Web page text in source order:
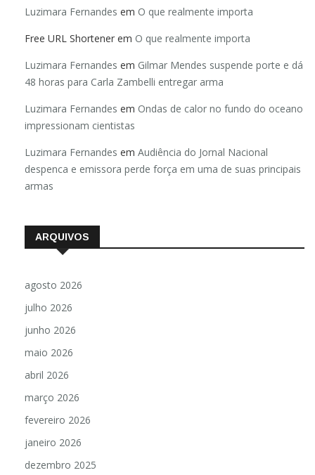
Luzimara Fernandes em O que realmente importa
Free URL Shortener em O que realmente importa
Luzimara Fernandes em Gilmar Mendes suspende porte e dá
48 horas para Carla Zambelli entregar arma
Luzimara Fernandes em Ondas de calor no fundo do oceano
impressionam cientistas
Luzimara Fernandes em Audiência do Jornal Nacional
despenca e emissora perde força em uma de suas principais
armas
ARQUIVOS
agosto 2026
julho 2026
junho 2026
maio 2026
abril 2026
março 2026
fevereiro 2026
janeiro 2026
dezembro 2025